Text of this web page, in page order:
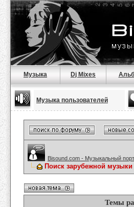
Музыка Dj Mixes
Музыка пользователей
Bisound.com - Музыкальный
Поиск зарубежной музыки
Темы